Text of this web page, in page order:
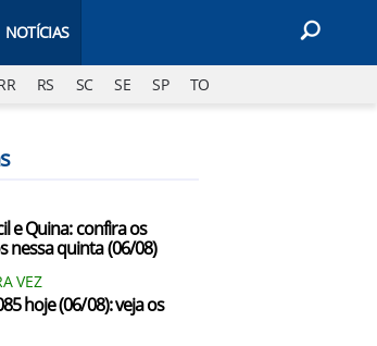
NOTÍCIAS
RS SC SE SP TO
e Quina: confira os
nessa quinta (06/08)
VEZ
hoje (06/08): veja os